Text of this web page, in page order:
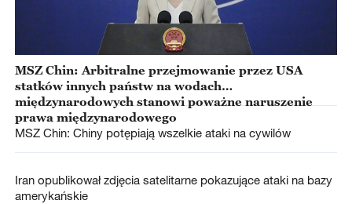
MSZ Chin: Arbitralne przejmowanie przez USA
statków innych państw na wodach
międzynarodowych stanowi poważne naruszenie
prawa międzynarodowego
MSZ Chin: Chiny potępiają wszelkie ataki na cywilów
Iran opublikował zdjęcia satelitarne pokazujące ataki na bazy
amerykańskie